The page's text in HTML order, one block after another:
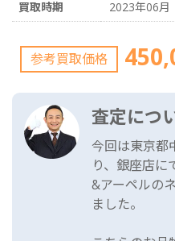
買取時期
2023年06月
参考買取価格
査定につ
今回は東京都
り、銀座店に
&アーペルの
ました。